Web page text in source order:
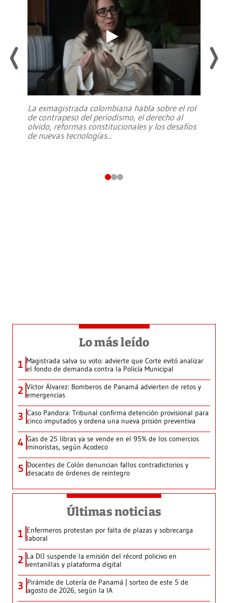
La exmagistrada colombiana habla sobre el rol
de contrapeso del periodismo, el derecho al
olvido, reformas constitucionales y los desafíos
de nuevas tecnologías...
Lo más leído
1 Magistrada salva su voto: advierte que Corte evitó analizar
el fondo de demanda contra la Policía Municipal
2 Víctor Álvarez: Bomberos de Panamá advierten de retos y
emergencias
3 Caso Pandora: Tribunal confirma detención provisional para
cinco imputados y ordena una nueva prisión preventiva
4 Gas de 25 libras ya se vende en el 95% de los comercios
minoristas, según Acodeco
5 Docentes de Colón denuncian fallos contradictorios y
desacato de órdenes de reintegro
Últimas noticias
1 Enfermeros protestan por falta de plazas y sobrecarga
laboral
2 La DIJ suspende la emisión del récord policivo en
ventanillas y plataforma digital
3 Pirámide de Lotería de Panamá | sorteo de este 5 de
agosto de 2026, según la IA